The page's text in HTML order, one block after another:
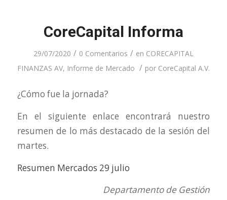
CoreCapital Informa
29/07/2020 / 0 Comentarios / en CORECAPITAL
FINANZAS AV, Informe de Mercado / por CoreCapital A.V.
¿Cómo fue la jornada?
En el siguiente enlace encontrará nuestro
resumen de lo más destacado de la sesión del
martes.
Resumen Mercados 29 julio
Departamento de Gestión